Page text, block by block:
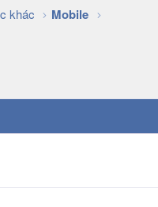
khác Mobile